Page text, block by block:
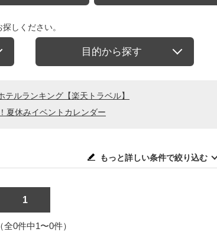
しください。
目的から探す
ルランキング【楽天トラベル】
夏休みイベントカレンダー
もっと詳しい条件で絞り込む
1
全0件中1〜0件）